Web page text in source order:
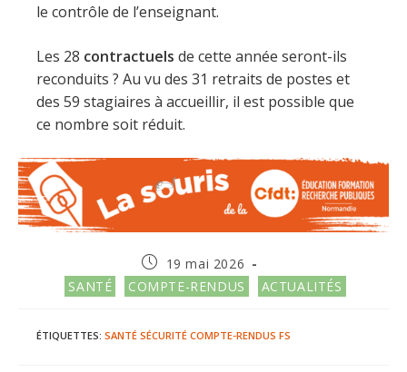
le contrôle de l’enseignant.
Les 28 contractuels de cette année seront-ils
reconduits ? Au vu des 31 retraits de postes et
des 59 stagiaires à accueillir, il est possible que
ce nombre soit réduit.
Publication
publiée :
19 mai 2026
Post
category:
SANTÉ COMPTE-RENDUS ACTUALITÉS
ÉTIQUETTES: SANTÉ SÉCURITÉ COMPTE-RENDUS FS